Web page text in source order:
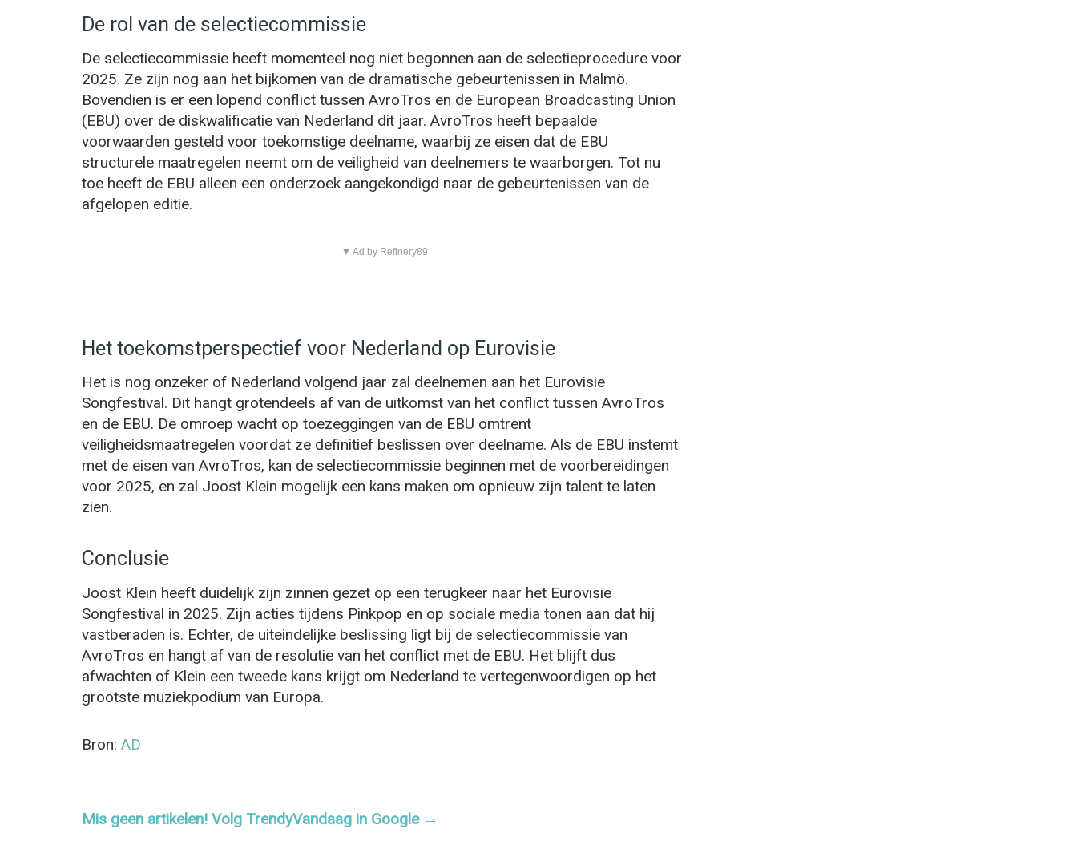
De rol van de selectiecommissie
De selectiecommissie heeft momenteel nog niet begonnen aan de selectieprocedure voor
2025. Ze zijn nog aan het bijkomen van de dramatische gebeurtenissen in Malmö.
Bovendien is er een lopend conflict tussen AvroTros en de European Broadcasting Union
(EBU) over de diskwalificatie van Nederland dit jaar. AvroTros heeft bepaalde
voorwaarden gesteld voor toekomstige deelname, waarbij ze eisen dat de EBU
structurele maatregelen neemt om de veiligheid van deelnemers te waarborgen. Tot nu
toe heeft de EBU alleen een onderzoek aangekondigd naar de gebeurtenissen van de
afgelopen editie.
▼ Ad by Refinery89
Het toekomstperspectief voor Nederland op Eurovisie
Het is nog onzeker of Nederland volgend jaar zal deelnemen aan het Eurovisie
Songfestival. Dit hangt grotendeels af van de uitkomst van het conflict tussen AvroTros
en de EBU. De omroep wacht op toezeggingen van de EBU omtrent
veiligheidsmaatregelen voordat ze definitief beslissen over deelname. Als de EBU instemt
met de eisen van AvroTros, kan de selectiecommissie beginnen met de voorbereidingen
voor 2025, en zal Joost Klein mogelijk een kans maken om opnieuw zijn talent te laten
zien.
Conclusie
Joost Klein heeft duidelijk zijn zinnen gezet op een terugkeer naar het Eurovisie
Songfestival in 2025. Zijn acties tijdens Pinkpop en op sociale media tonen aan dat hij
vastberaden is. Echter, de uiteindelijke beslissing ligt bij de selectiecommissie van
AvroTros en hangt af van de resolutie van het conflict met de EBU. Het blijft dus
afwachten of Klein een tweede kans krijgt om Nederland te vertegenwoordigen op het
grootste muziekpodium van Europa.
Bron: AD
Mis geen artikelen! Volg TrendyVandaag in Google →